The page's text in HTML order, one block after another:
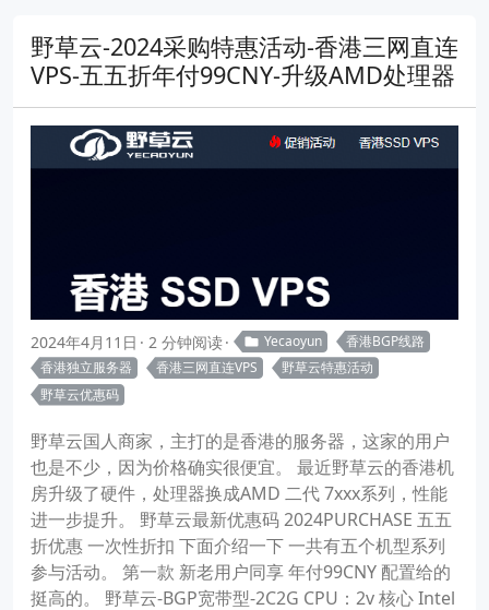
野草云-2024采购特惠活动-香港三网直连
VPS-五五折年付99CNY-升级AMD处理器
2024年4月11日 2 分钟阅读 Yecaoyun
香港BGP线路
香港独立服务器
香港三网直连VPS
野草云特惠活动
野草云优惠码
野草云国人商家，主打的是香港的服务器，这家的用户
也是不少，因为价格确实很便宜。 最近野草云的香港机
房升级了硬件，处理器换成AMD 二代 7xxx系列，性能
进一步提升。 野草云最新优惠码 2024PURCHASE 五五
折优惠 一次性折扣 下面介绍一下 一共有五个机型系列
参与活动。 第一款 新老用户同享 年付99CNY 配置给的
挺高的。 野草云-BGP宽带型-2C2G CPU：2v 核心 Intel